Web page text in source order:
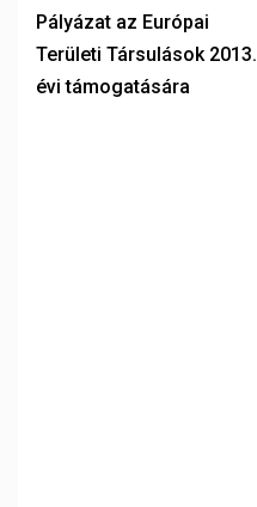
Pályázat az Európai
Területi Társulások 2013.
évi támogatására